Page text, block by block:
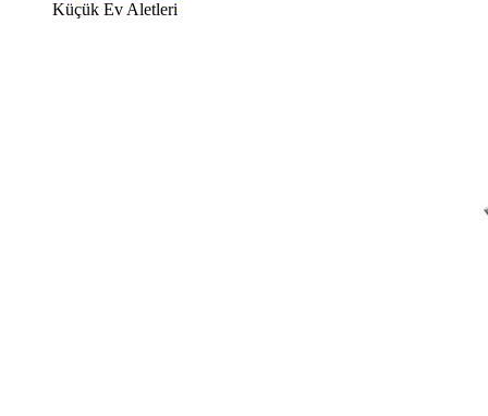
Küçük Ev Aletleri